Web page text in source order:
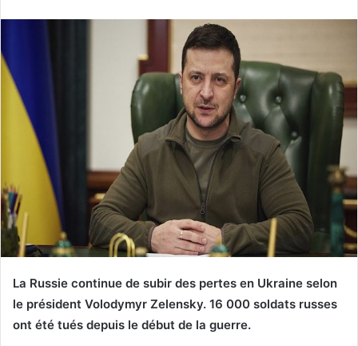
La Russie continue de subir des pertes en Ukraine selon
le président Volodymyr Zelensky. 16 000 soldats russes
ont été tués depuis le début de la guerre.